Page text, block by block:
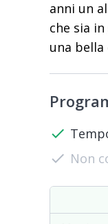
anni un
che sia
una
check
check Non